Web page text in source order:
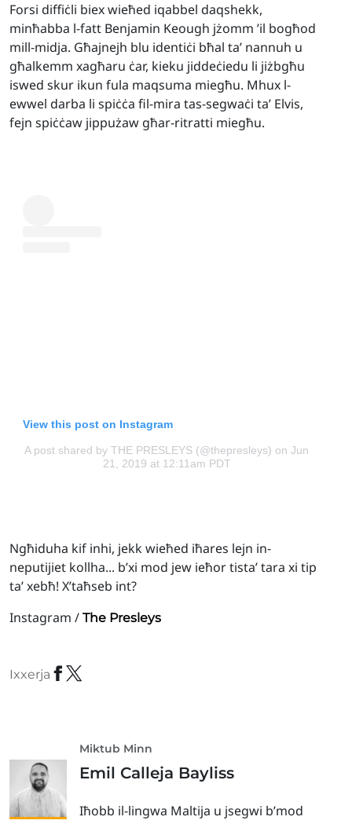
Forsi diffiċli biex wieħed iqabbel daqshekk,
minħabba l-fatt Benjamin Keough jżomm ’il bogħod
mill-midja. Għajnejh blu identiċi bħal ta’ nannuh u
għalkemm xagħaru ċar, kieku jiddeċiedu li jiżbgħu
iswed skur ikun fula maqsuma miegħu. Mhux l-
ewwel darba li spiċċa fil-mira tas-segwaċi ta’ Elvis,
fejn spiċċaw jippużaw għar-ritratti miegħu.
View this post on Instagram
A post shared by THE PRESLEYS (@thepresleys) on Jun
21, 2019 at 12:11am PDT
Ngħiduha kif inhi, jekk wieħed iħares lejn in-
neputijiet kollha... b’xi mod jew ieħor tista’ tara xi tip
ta’ xebħ! X’taħseb int?
Instagram / The Presleys
Ixxerja
Miktub Minn
Emil Calleja Bayliss
Iħobb il-lingwa Maltija u jsegwi b’mod